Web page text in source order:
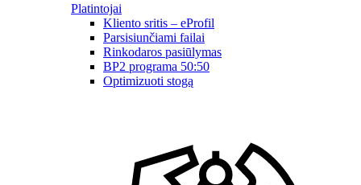
Platintojai
Kliento sritis – eProfil
Parsisiunčiami failai
Rinkodaros pasiūlymas
BP2 programa 50:50
Optimizuoti stogą